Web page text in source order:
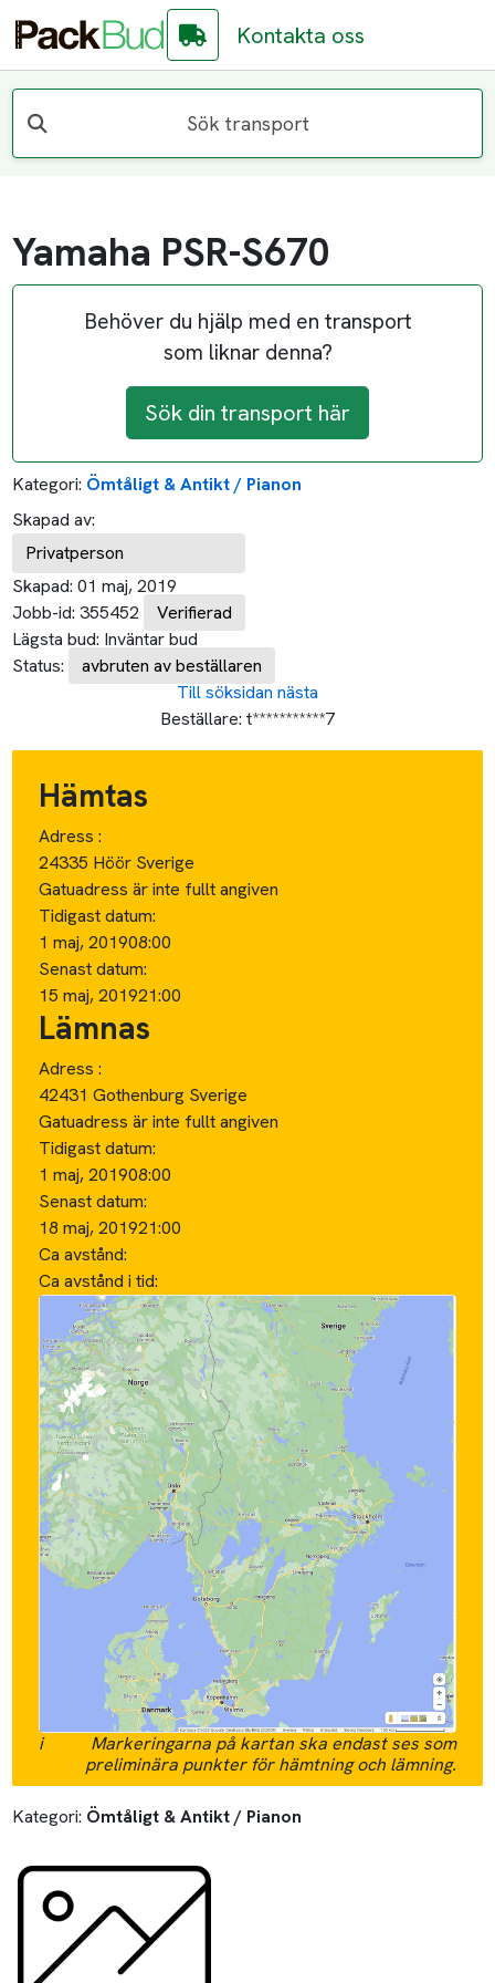
Kontakta oss
Sök transport
Yamaha PSR-S670
Behöver du hjälp med en transport
som liknar denna?
Sök din transport här
Kategori: Ömtåligt & Antikt / Pianon
Skapad av:
Privatperson
Skapad: 01 maj, 2019
Jobb-id: 355452
Verifierad
Lägsta bud: Inväntar bud
Status:
avbruten av beställaren
Till söksidan nästa
Beställare: t***********7
Hämtas
Adress :
24335 Höör Sverige
Gatuadress är inte fullt angiven
Tidigast datum:
1 maj, 201908:00
Senast datum:
15 maj, 201921:00
Lämnas
Adress :
42431 Gothenburg Sverige
Gatuadress är inte fullt angiven
Tidigast datum:
1 maj, 201908:00
Senast datum:
18 maj, 201921:00
Ca avstånd:
Ca avstånd i tid:
i
Markeringarna på kartan ska endast ses som
preliminära punkter för hämtning och lämning.
Kategori: Ömtåligt & Antikt / Pianon